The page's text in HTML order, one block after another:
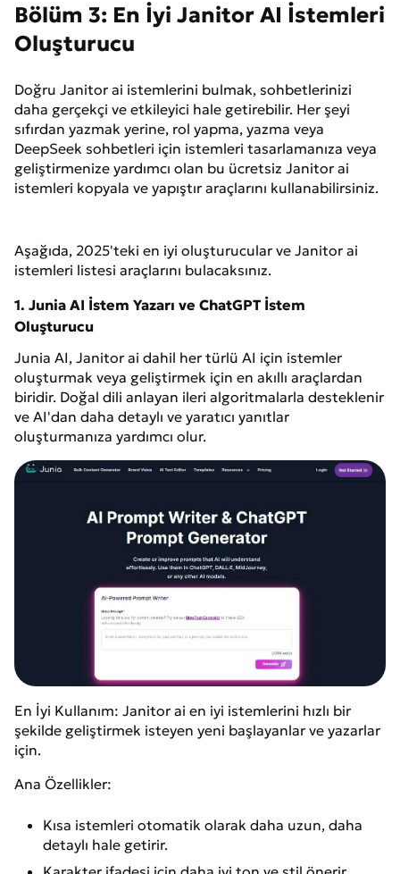
Bölüm 3: En İyi Janitor AI İstemleri
Oluşturucu
Doğru Janitor ai istemlerini bulmak, sohbetlerinizi
daha gerçekçi ve etkileyici hale getirebilir. Her şeyi
sıfırdan yazmak yerine, rol yapma, yazma veya
DeepSeek sohbetleri için istemleri tasarlamanıza veya
geliştirmenize yardımcı olan bu ücretsiz Janitor ai
istemleri kopyala ve yapıştır araçlarını kullanabilirsiniz.
Aşağıda, 2025'teki en iyi oluşturucular ve Janitor ai
istemleri listesi araçlarını bulacaksınız.
1. Junia AI İstem Yazarı ve ChatGPT İstem
Oluşturucu
Junia AI, Janitor ai dahil her türlü AI için istemler
oluşturmak veya geliştirmek için en akıllı araçlardan
biridir. Doğal dili anlayan ileri algoritmalarla desteklenir
ve AI'dan daha detaylı ve yaratıcı yanıtlar
oluşturmanıza yardımcı olur.
En İyi Kullanım: Janitor ai en iyi istemlerini hızlı bir
şekilde geliştirmek isteyen yeni başlayanlar ve yazarlar
için.
Ana Özellikler:
Kısa istemleri otomatik olarak daha uzun, daha
detaylı hale getirir.